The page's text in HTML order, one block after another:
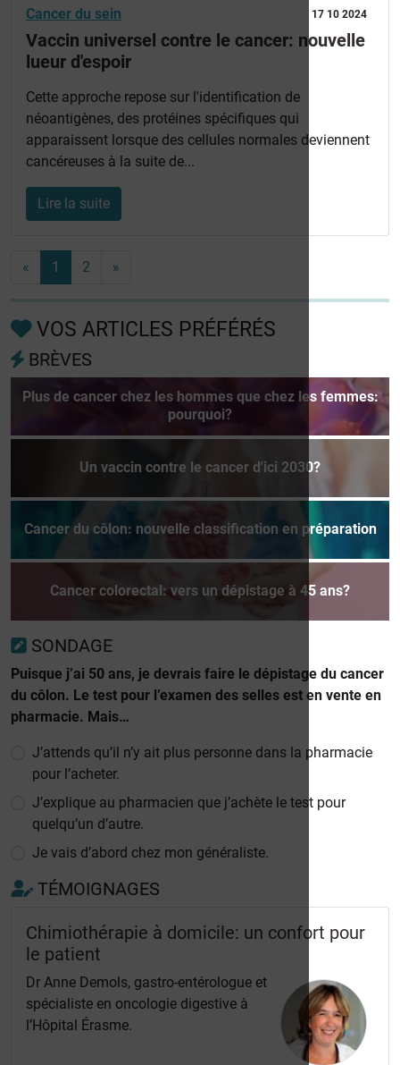
17 10 2024
Cancer du sein
Vaccin universel contre le cancer: nouvelle
lueur d'espoir
Cette approche repose sur l'identification de
néoantigènes, des protéines spécifiques qui
apparaissent lorsque des cellules normales deviennent
cancéreuses à la suite de...
Lire la suite
« 1 2 »
VOS ARTICLES PRÉFÉRÉS
BRÈVES
Plus de cancer chez les hommes que chez les femmes:
pourquoi?
Un vaccin contre le cancer d'ici 2030?
Cancer du côlon: nouvelle classification en préparation
Cancer colorectal: vers un dépistage à 45 ans?
SONDAGE
Puisque j’ai 50 ans, je devrais faire le dépistage du cancer
du côlon. Le test pour l’examen des selles est en vente en
pharmacie. Mais…
J’attends qu’il n’y ait plus personne dans la pharmacie
pour l’acheter.
J’explique au pharmacien que j’achète le test pour
quelqu’un d’autre.
Je vais d’abord chez mon généraliste.
TÉMOIGNAGES
Chimiothérapie à domicile: un confort pour
le patient
Dr Anne Demols, gastro-entérologue et
spécialiste en oncologie digestive à
l’Hôpital Érasme.